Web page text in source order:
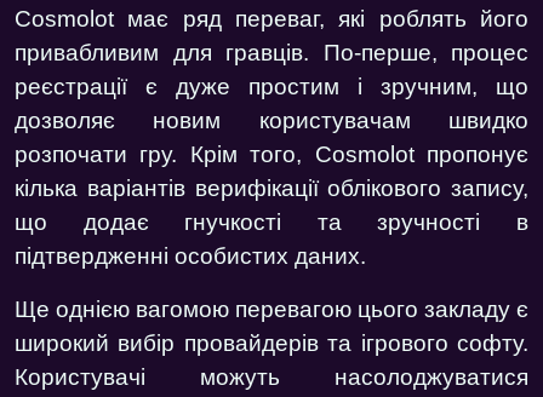
Cosmolot має ряд переваг, які роблять його
привабливим для гравців. По-перше, процес
реєстрації є дуже простим і зручним, що
дозволяє новим користувачам швидко
розпочати гру. Крім того, Cosmolot пропонує
кілька варіантів верифікації облікового запису,
що додає гнучкості та зручності в
підтвердженні особистих даних.
Ще однією вагомою перевагою цього закладу є
широкий вибір провайдерів та ігрового софту.
Користувачі можуть насолоджуватися